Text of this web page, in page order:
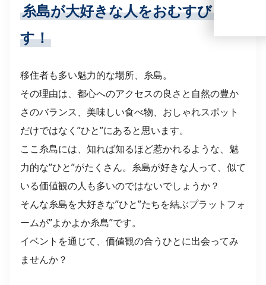
糸島が大好きな人をおむすびしま
す！
移住者も多い魅力的な場所、糸島。
その理由は、都心へのアクセスの良さと自然の豊か
さのバランス、美味しい食べ物、おしゃれスポット
だけではなく”ひと”にあると思います。
ここ糸島には、知れば知るほど惹かれるような、魅
力的な”ひと”がたくさん。糸島が好きな人って、似て
いる価値観の人も多いのではないでしょうか？
そんな糸島を大好きな”ひと”たちを結ぶプラットフォ
ームが”よかよか糸島”です。
イベントを通じて、価値観の合うひとに出会ってみ
ませんか？